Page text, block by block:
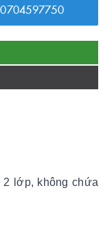
0704597750
2 lớp, không chứa